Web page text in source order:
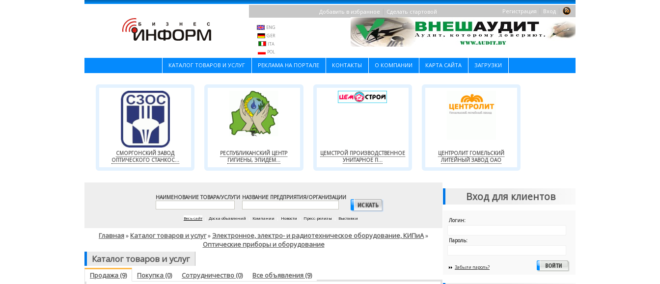
Регистрация Вход
Добавить в избранное Сделать стартовой
ENG
GER
ITA
POL
КАТАЛОГ ТОВАРОВ И УСЛУГ РЕКЛАМА НА ПОРТАЛЕ КОНТАКТЫ О КОМПАНИИ КАРТА САЙТА ЗАГРУЗКИ
СМОРГОНСКИЙ ЗАВОД
ОПТИЧЕСКОГО СТАНКОС...
РЕСПУБЛИКАНСКИЙ ЦЕНТР
ГИГИЕНЫ, ЭПИДЕМ...
ЦЕМСТРОЙ ПРОИЗВОДСТВЕННОЕ
УНИТАРНОЕ П...
ЦЕНТРОЛИТ ГОМЕЛЬСКИЙ
ЛИТЕЙНЫЙ ЗАВОД ОАО
НАИМЕНОВАНИЕ ТОВАРА/УСЛУГИ НАЗВАНИЕ ПРЕДПРИЯТИЯ/ОРГАНИЗАЦИИ
Весь сайт Доска объявлений Компании Новости Пресс-релизы Выставки
Главная» Каталог товаров и услуг» Электронное, электро- и радиотехническое оборудование, КИПиА»
Оптические приборы и оборудование
Каталог товаров и услуг
Продажа (9) Покупка (0) Сотрудничество (0) Все объявления (9)
Вход для клиентов
Логин:
Пароль:
Забыли пароль?